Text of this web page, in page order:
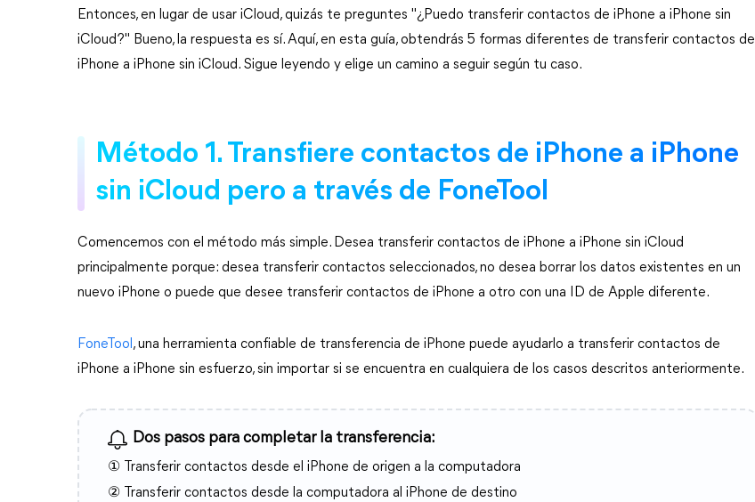
Entonces, en lugar de usar iCloud, quizás te preguntes "¿Puedo transferir contactos de iPhone a iPhone sin
iCloud?" Bueno, la respuesta es sí. Aquí, en esta guía, obtendrás 5 formas diferentes de transferir contactos de
iPhone a iPhone sin iCloud. Sigue leyendo y elige un camino a seguir según tu caso.
Método 1. Transfiere contactos de iPhone a iPhone
sin iCloud pero a través de FoneTool
Comencemos con el método más simple. Desea transferir contactos de iPhone a iPhone sin iCloud
principalmente porque: desea transferir contactos seleccionados, no desea borrar los datos existentes en un
nuevo iPhone o puede que desee transferir contactos de iPhone a otro con una ID de Apple diferente.
FoneTool , una herramienta confiable de transferencia de iPhone puede ayudarlo a transferir contactos de
iPhone a iPhone sin esfuerzo, sin importar si se encuentra en cualquiera de los casos descritos anteriormente.
Dos pasos para completar la transferencia:
① Transferir contactos desde el iPhone de origen a la computadora
② Transferir contactos desde la computadora al iPhone de destino